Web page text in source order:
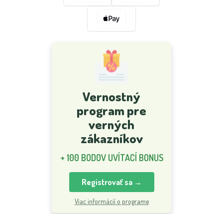
Vernostný
program pre
verných
zákazníkov
+ 100 BODOV UVÍTACÍ BONUS
Registrovať sa →
Viac informácií o programe